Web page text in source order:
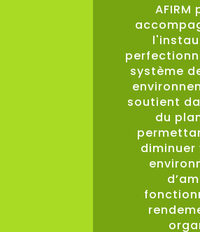
AFIRM
système
soutient
du